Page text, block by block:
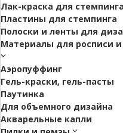
Лак-краска для стемпинга
Пластины для стемпинга
Полоски и ленты для
Материалы для росписи
Аэропуффинг
Гель-краски, гель-пасты
Паутинка
Для объемного дизайна
Акварельные капли